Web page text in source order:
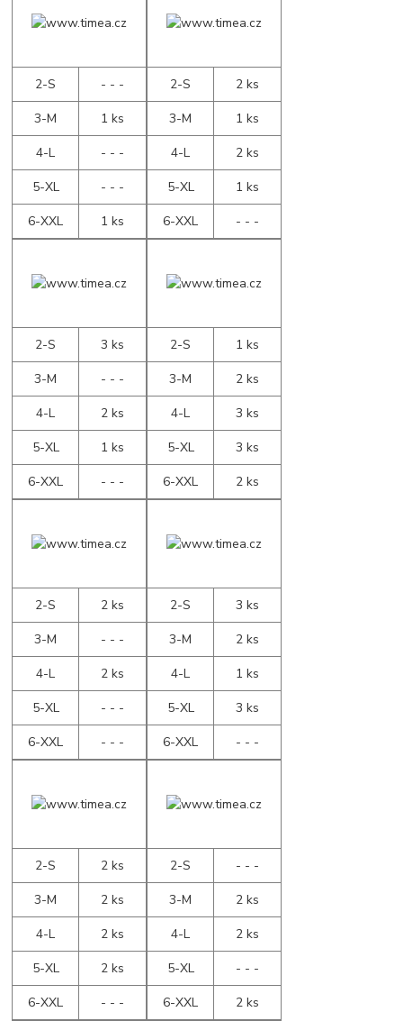
2-S
- - -
3-M
1 ks
4-L
- - -
5-XL
- - -
6-XXL
1 ks
2-S
2 ks
3-M
1 ks
4-L
2 ks
5-XL
1 ks
6-XXL
- - -
2-S
3 ks
3-M
- - -
4-L
2 ks
5-XL
1 ks
6-XXL
- - -
2-S
1 ks
3-M
2 ks
4-L
3 ks
5-XL
3 ks
6-XXL
2 ks
2-S
2 ks
3-M
- - -
4-L
2 ks
5-XL
- - -
6-XXL
- - -
2-S
3 ks
3-M
2 ks
4-L
1 ks
5-XL
3 ks
6-XXL
- - -
2-S
2 ks
3-M
2 ks
4-L
2 ks
5-XL
2 ks
6-XXL
- - -
2-S
- - -
3-M
2 ks
4-L
2 ks
5-XL
- - -
6-XXL
2 ks